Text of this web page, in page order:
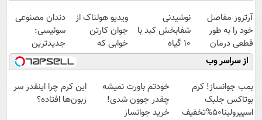
آرتروز مفاصل
خود را به طور
قطعی درمان
کنید!
◗پرسش‌نامه◖
نوشیدنی
شفابخش کبد با
10 گیاه
موثر(تخفیف تا
امشب)
ویدیو هولناک از
جوان کارتن
خوابی که
میلیاردر شد.
آموزش رایگان
دندان مصنوعی
سوئیسی:
جدیدترین
فناوری اروپا،
سبک و مقاوم |
پرداخت قسطی
از سراسر وب
بمب جوانساز! کرم
بوتاکس جلبک
اسپیرولینا50%تخفیف
خودتم باورت نمیشه
چقدر جوون شدی!
خرید جوانساز
این کرم چرا اینقدر سر
زبون‌ها افتاده؟